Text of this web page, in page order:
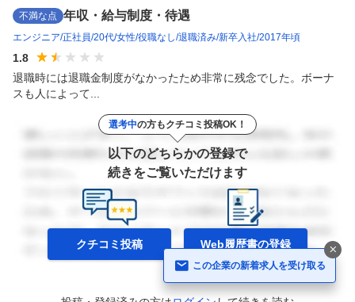
不満な点 年収・給与制度・待遇
エンジニア 正社員 20代 女性 役職なし 退職済み 新卒入社 2017年頃
1.8
退職時には退職金制度がなかったため非常に残念でした。ボーナ
スも人によって...
選考中の方もクチコミ投稿OK！
以下のどちらかの登録で
続きをご覧いただけます
クチコミ投稿 Web履歴書の登録
この企業の新着求人を受け取る